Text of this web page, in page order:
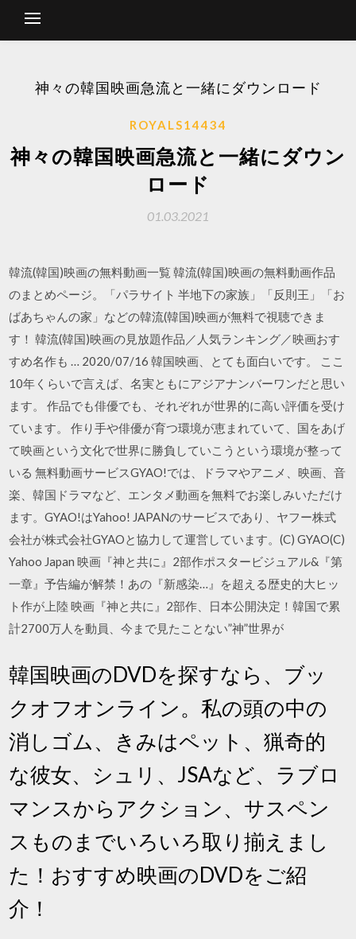
神々の韓国映画急流と一緒にダウンロード
ROYALS14434
神々の韓国映画急流と一緒にダウン
ロード
01.03.2021
韓流(韓国)映画の無料動画一覧 韓流(韓国)映画の無料動画作品
のまとめページ。「パラサイト 半地下の家族」「反則王」「お
ばあちゃんの家」などの韓流(韓国)映画が無料で視聴できま
す！ 韓流(韓国)映画の見放題作品／人気ランキング／映画おす
すめ名作も … 2020/07/16 韓国映画、とても面白いです。 ここ
10年くらいで言えば、名実ともにアジアナンバーワンだと思い
ます。 作品でも俳優でも、それぞれが世界的に高い評価を受け
ています。 作り手や俳優が育つ環境が恵まれていて、国をあげ
て映画という文化で世界に勝負していこうという環境が整って
いる 無料動画サービスGYAO!では、ドラマやアニメ、映画、音
楽、韓国ドラマなど、エンタメ動画を無料でお楽しみいただけ
ます。GYAO!はYahoo! JAPANのサービスであり、ヤフー株式
会社が株式会社GYAOと協力して運営しています。(C) GYAO(C)
Yahoo Japan 映画『神と共に』2部作ポスタービジュアル&『第
一章』予告編が解禁！あの『新感染…』を超える歴史的大ヒッ
ト作が上陸 映画『神と共に』2部作、日本公開決定！韓国で累
計2700万人を動員、今まで見たことない”神”世界が
韓国映画のDVDを探すなら、ブッ
クオフオンライン。私の頭の中の
消しゴム、きみはペット、猟奇的
な彼女、シュリ、JSAなど、ラブロ
マンスからアクション、サスペン
スものまでいろいろ取り揃えまし
た！おすすめ映画のDVDをご紹
介！